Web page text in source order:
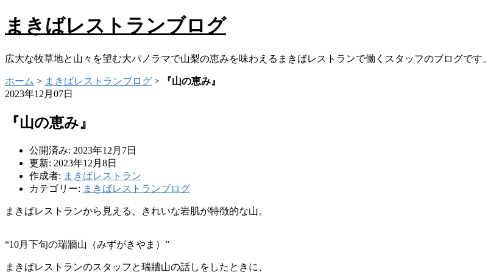
まきばレストランブログ
広大な牧草地と山々を望む大パノラマで山梨の恵みを味わえるまきばレストランで働くスタッフのブログです。
ホーム > まきばレストランブログ >
『山の恵み』
2023年12月07日
『山の恵み』
公開済み: 2023年12月7日
更新: 2023年12月8日
作成者: まきばレストラン
カテゴリー: まきばレストランブログ
まきばレストランから見える、きれいな岩肌が特徴的な山。
“10月下旬の瑞牆山（みずがきやま）”
まきばレストランのスタッフと瑞牆山の話しをしたときに、